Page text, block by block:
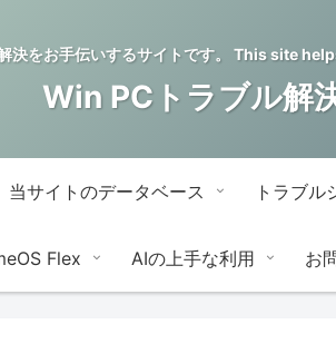
決をお手伝いするサイトです。 This site
Win PCトラブル解
当サイトのデータベース トラブル
Flex AIの上手な利用 お